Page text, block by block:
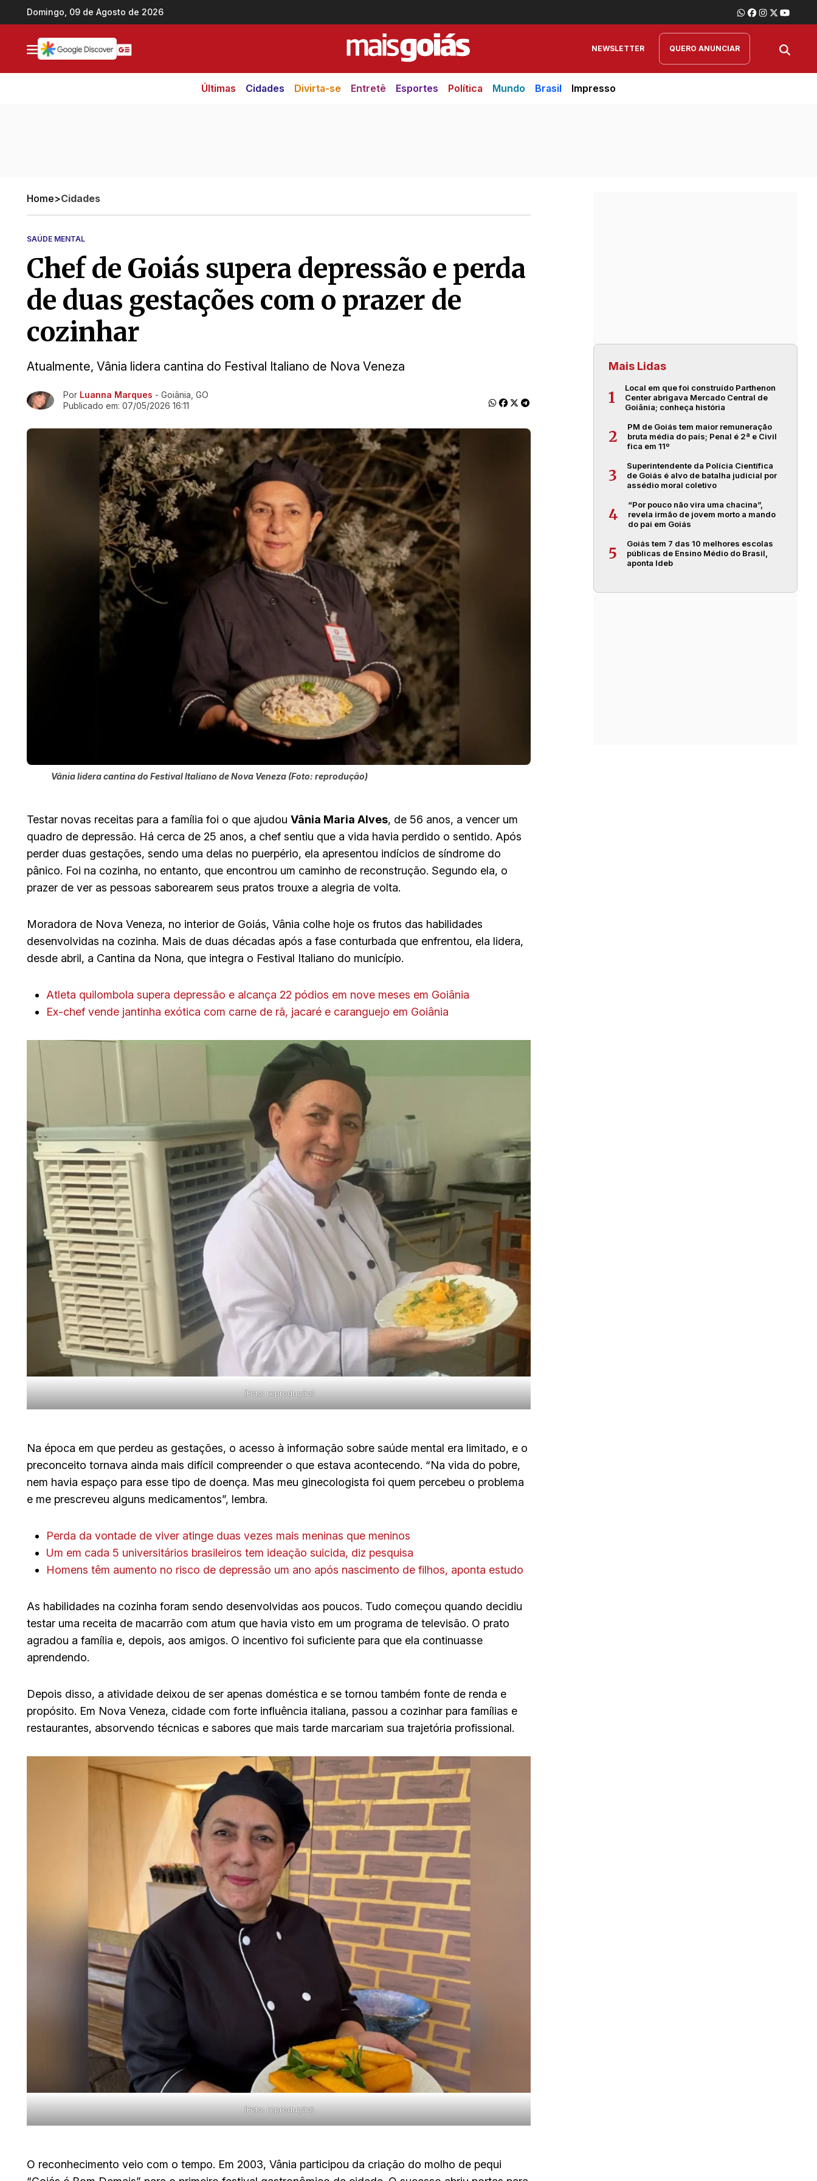
Ir direto pro conteúdo
Domingo, 09 de Agosto de 2026
NEWSLETTER QUERO ANUNCIAR
Últimas Cidades Divirta-se Entretê Esportes Política Mundo Brasil Impresso
Home>Cidades
SAÚDE MENTAL
Chef de Goiás supera depressão e perda
de duas gestações com o prazer de
cozinhar
Atualmente, Vânia lidera cantina do Festival Italiano de Nova Veneza
Ir direto pra matéria
Por Luanna Marques - Goiânia, GO
Publicado em: 07/05/2026 16:11
Vânia lidera cantina do Festival Italiano de Nova Veneza (Foto: reprodução)
Testar novas receitas para a família foi o que ajudou Vânia Maria Alves, de 56 anos, a vencer um
quadro de depressão. Há cerca de 25 anos, a chef sentiu que a vida havia perdido o sentido. Após
perder duas gestações, sendo uma delas no puerpério, ela apresentou indícios de síndrome do
pânico. Foi na cozinha, no entanto, que encontrou um caminho de reconstrução. Segundo ela, o
prazer de ver as pessoas saborearem seus pratos trouxe a alegria de volta.
Moradora de Nova Veneza, no interior de Goiás, Vânia colhe hoje os frutos das habilidades
desenvolvidas na cozinha. Mais de duas décadas após a fase conturbada que enfrentou, ela lidera,
desde abril, a Cantina da Nona, que integra o Festival Italiano do município.
Atleta quilombola supera depressão e alcança 22 pódios em nove meses em Goiânia
Ex-chef vende jantinha exótica com carne de rã, jacaré e caranguejo em Goiânia
(Foto: reprodução)
Na época em que perdeu as gestações, o acesso à informação sobre saúde mental era limitado, e o
preconceito tornava ainda mais difícil compreender o que estava acontecendo. “Na vida do pobre,
nem havia espaço para esse tipo de doença. Mas meu ginecologista foi quem percebeu o problema
e me prescreveu alguns medicamentos”, lembra.
Perda da vontade de viver atinge duas vezes mais meninas que meninos
Um em cada 5 universitários brasileiros tem ideação suicida, diz pesquisa
Homens têm aumento no risco de depressão um ano após nascimento de filhos, aponta estudo
As habilidades na cozinha foram sendo desenvolvidas aos poucos. Tudo começou quando decidiu
testar uma receita de macarrão com atum que havia visto em um programa de televisão. O prato
agradou a família e, depois, aos amigos. O incentivo foi suficiente para que ela continuasse
aprendendo.
Depois disso, a atividade deixou de ser apenas doméstica e se tornou também fonte de renda e
propósito. Em Nova Veneza, cidade com forte influência italiana, passou a cozinhar para famílias e
restaurantes, absorvendo técnicas e sabores que mais tarde marcariam sua trajetória profissional.
(Foto: reprodução)
O reconhecimento veio com o tempo. Em 2003, Vânia participou da criação do molho de pequi
Mais Lidas
1
Local em que foi construído Parthenon
Center abrigava Mercado Central de
Goiânia; conheça história
2
PM de Goiás tem maior remuneração
bruta média do país; Penal é 2ª e Civil
fica em 11º
3
Superintendente da Polícia Científica
de Goiás é alvo de batalha judicial por
assédio moral coletivo
4
“Por pouco não vira uma chacina”,
revela irmão de jovem morto a mando
do pai em Goiás
5
Goiás tem 7 das 10 melhores escolas
públicas de Ensino Médio do Brasil,
aponta Ideb